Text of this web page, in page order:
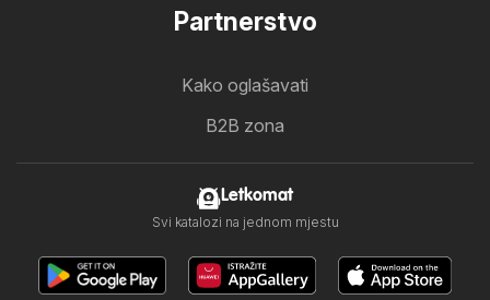
Partnerstvo
Kako oglašavati
B2B zona
Letkomat
Svi katalozi na jednom mjestu